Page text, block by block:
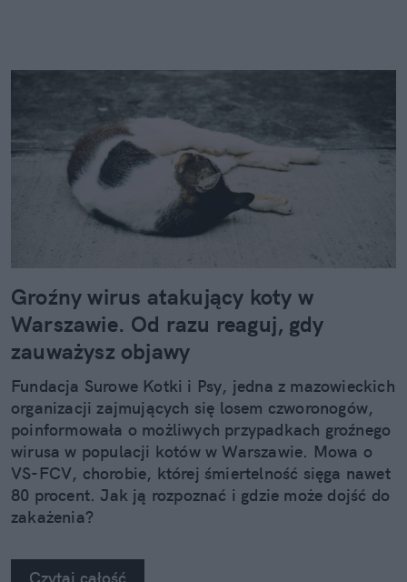
Groźny wirus atakujący koty w
Warszawie. Od razu reaguj, gdy
zauważysz objawy
Fundacja Surowe Kotki i Psy, jedna z mazowieckich
organizacji zajmujących się losem czworonogów,
poinformowała o możliwych przypadkach groźnego
wirusa w populacji kotów w Warszawie. Mowa o
VS-FCV, chorobie, której śmiertelność sięga nawet
80 procent. Jak ją rozpoznać i gdzie może dojść do
zakażenia?
Czytaj całość